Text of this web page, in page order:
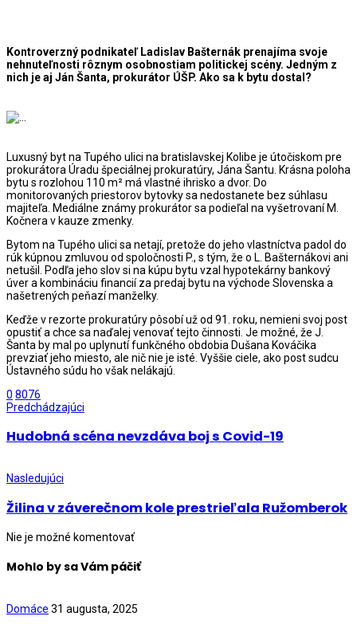
Kontroverzný podnikateľ Ladislav Bašternák prenajíma svoje
nehnuteľnosti rôznym osobnostiam politickej scény. Jedným z
nich je aj Ján Šanta, prokurátor ÚŠP. Ako sa k bytu dostal?
Luxusný byt na Tupého ulici na bratislavskej Kolibe je útočiskom pre
prokurátora Úradu špeciálnej prokuratúry, Jána Šantu. Krásna poloha
bytu s rozlohou 110 m² má vlastné ihrisko a dvor. Do
monitorovaných priestorov bytovky sa nedostanete bez súhlasu
majiteľa. Mediálne známy prokurátor sa podieľal na vyšetrovaní M.
Kočnera v kauze zmenky.
Bytom na Tupého ulici sa netají, pretože do jeho vlastníctva padol do
rúk kúpnou zmluvou od spoločnosti P., s tým, že o L. Bašternákovi ani
netušil. Podľa jeho slov si na kúpu bytu vzal hypotekárny bankový
úver a kombináciu financií za predaj bytu na východe Slovenska a
našetrených peňazí manželky.
Keďže v rezorte prokuratúry pôsobí už od 91. roku, nemieni svoj post
opustiť a chce sa naďalej venovať tejto činnosti. Je možné, že J.
Šanta by mal po uplynutí funkčného obdobia Dušana Kováčika
prevziať jeho miesto, ale nič nie je isté. Vyššie ciele, ako post sudcu
Ústavného súdu ho však nelákajú.
0 8076
Predchádzajúci
Hudobná scéna nevzdáva boj s Covid-19
Nasledujúci
Žilina v záverečnom kole prestrieľala Ružomberok
Nie je možné komentovať
Mohlo by sa Vám páčiť
Domáce 31 augusta, 2025